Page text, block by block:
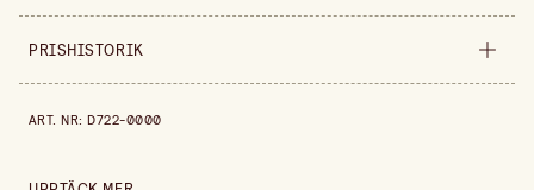
Säljs i styck
Höjd
PRISHISTORIK
ART. NR:D722-0000